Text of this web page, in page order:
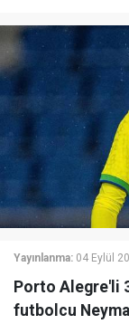
Yayınlanma: 04 Eylül
Porto Alegre'li
futbolcu